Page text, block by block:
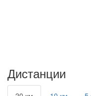
Дистанции